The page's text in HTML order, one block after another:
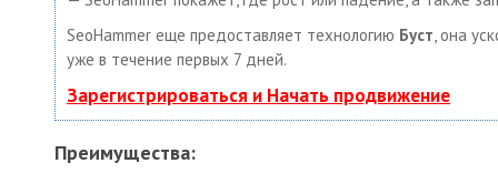
SeoHammer еще предоставляет технологию Буст , она
уже в течение первых 7 дней.
Зарегистрироваться и Начать продвижение
Преимущества: